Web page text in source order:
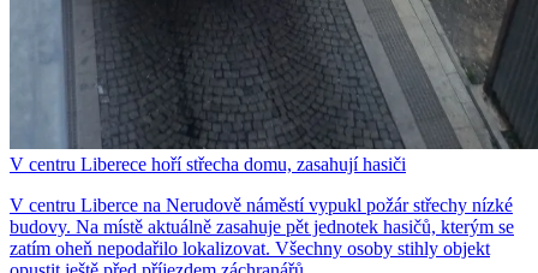
V centru Liberece hoří střecha domu, zasahují hasiči
V centru Liberce na Nerudově náměstí vypukl požár střechy nízké
budovy. Na místě aktuálně zasahuje pět jednotek hasičů, kterým se
zatím oheň nepodařilo lokalizovat. Všechny osoby stihly objekt